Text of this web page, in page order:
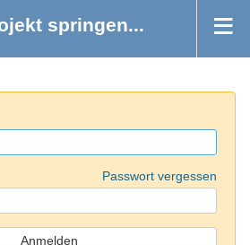
springen...
Passwort vergessen